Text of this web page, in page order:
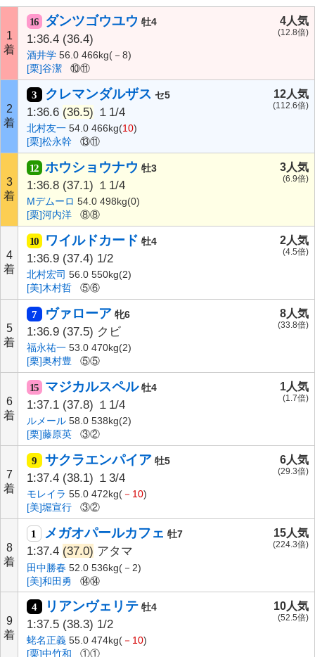
1
着
16 ダンツゴウユウ 牡4
1:36.4 (36.4)
酒井学 56.0 466kg(－8)
[栗]谷潔
⑩⑪
4人気
(12.8倍)
2
着
3 クレマンダルザス セ5
1:36.6 (36.5) １1/4
北村友一 54.0 466kg(10)
[栗]松永幹
⑬⑪
12人気
(112.6倍)
3
着
12 ホウショウナウ 牡3
1:36.8 (37.1) １1/4
Mデムーロ 54.0 498kg(0)
[栗]河内洋
⑧⑧
3人気
(6.9倍)
4
着
10 ワイルドカード 牡4
1:36.9 (37.4) 1/2
北村宏司 56.0 550kg(2)
[美]木村哲
⑤⑥
2人気
(4.5倍)
5
着
7 ヴァローア 牝6
1:36.9 (37.5) クビ
福永祐一 53.0 470kg(2)
[栗]奥村豊
⑤⑤
8人気
(33.8倍)
6
着
15 マジカルスペル 牡4
1:37.1 (37.8) １1/4
ルメール 58.0 538kg(2)
[栗]藤原英
③②
1人気
(1.7倍)
7
着
9 サクラエンパイア 牡5
1:37.4 (38.1) １3/4
モレイラ 55.0 472kg( －10)
[美]堀宣行
③②
6人気
(29.3倍)
8
着
1 メガオパールカフェ 牡7
1:37.4 (37.0) アタマ
田中勝春 52.0 536kg(－2)
[美]和田勇
⑭⑭
15人気
(224.3倍)
9
着
4 リアンヴェリテ 牡4
1:37.5 (38.3) 1/2
蛯名正義 55.0 474kg( －10)
[栗]中竹和
①①
10人気
(52.5倍)